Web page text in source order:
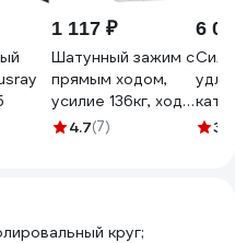
1 117 ₽
Шатунный зажим с
прямым ходом,
усилие 136кг, ход
32мм
4.7(7)
6
пвс3.5
круг;